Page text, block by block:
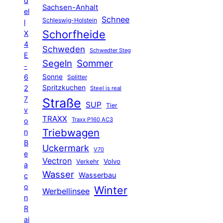
el
l
X
4
E
-
6
2
7
v
o
n
B
e
a
c
o
n
R
ai
Sachsen-Anhalt
Schleswig-Holstein Schnee
Schorfheide
Schweden Schwedter Steg
Segeln Sommer
Sonne Splitter
Spritzkuchen Steel is real
Straße SUP Tier
TRAXX Traxx P160 AC3
Triebwagen
Uckermark V70
Vectron Verkehr Volvo
Wasser Wasserbau
Werbellinsee Winter